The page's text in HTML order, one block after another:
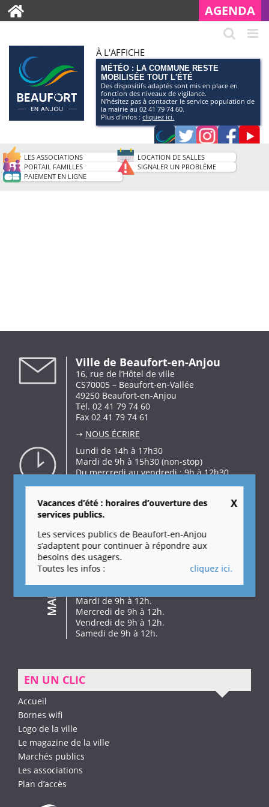
AGENDA
À L'AFFICHE
MÉTÉO : LA COMMUNE RESTE
MOBILISÉE TOUT L'ÉTÉ
Des dispositifs adaptés sont mis en place en
fonction des niveaux de vigilance.
N’hésitez pas à contacter le service population de
la mairie au 02 41 79 74 60.
Plus d'infos :cliquez ici.
Application
smartphone
de
TwitterInstagram
LES ASSOCIATIONS
LOCATION DE SALLES
PORTAIL FAMILLES
SIGNALER UN PROBLÈME
PAIEMENT EN LIGNE
Ville de Beaufort-en-Anjou
16, rue de l’Hôtel de ville
CS70005 – Beaufort-en-Vallée
49250 Beaufort-en-Anjou
Tél. 02 41 79 74 60
Fax 02 41 79 74 61
➝ NOUS ÉCRIRE
Lundi de 14h à 17h30
Mardi de 9h à 15h30 (non-stop)
Du mercredi au vendredi : 9h à 12h30
3, place Saint-Aubin – Gée
49250 Beaufort-en-Anjou
Tél. 02 41 80 36 53
➝NOUS ÉCRIRE
Mardi de 9h à 12h.
Mercredi de 9h à 12h.
Vendredi de 9h à 12h.
Samedi de 9h à 12h.
EN UN CLIC
Accueil
Bornes wifi
Logo de la ville
Le magazine de la ville
Marchés publics
Les associations
Plan d’accès
Vacances d’été : horaires d’ouverture des
services publics.
Les services publics de Beaufort-en-Anjou
s’adaptent pour continuer à répondre aux
besoins des usagers.
Toutes les infos :
cliquez ici.